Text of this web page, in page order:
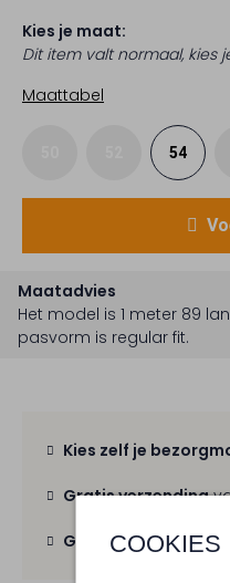
COOKIES
Kies je maat:
Dit item valt normaal, kies
Maattabel
54
Maatadvies
Het model is 1 meter 89
pasvorm is regular fit.
Kies zelf je
Gratis verzending
Gratis retourbinnen